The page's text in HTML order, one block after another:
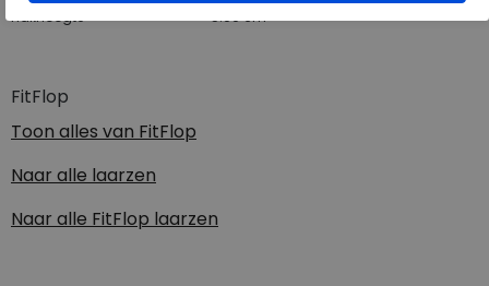
FitFlop
Toon alles van FitFlop
Naar alle laarzen
Naar alle FitFlop laarzen
Hakhoogte
5.00 cm